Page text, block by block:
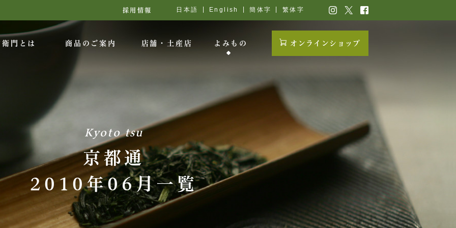
日本語 English 簡体字 繁体字
採用情報
門とは 商品のご案内 店舗・土産店 よみもの オンラインショップ
Kyoto tsu
京都通
2010年06月一覧